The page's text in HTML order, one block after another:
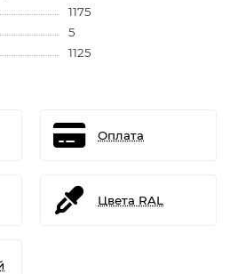
1175
5
1125
Оплата
Цвета RAL